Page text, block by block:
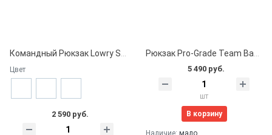
Командный Рюкзак Lowry Sports
Цвет
2 590 руб.
Рюкзак Pro-Grade Team Back Pack, чёрный
5 490 руб.
шт
В корзину